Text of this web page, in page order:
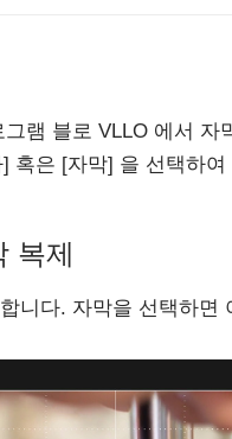
램 블로 VLLO 에서
혹은 [자막] 을 선택하여
복제
합니다. 자막을 선택하면